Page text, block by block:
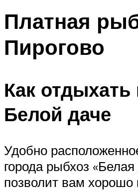
Платная
Пирогово
Как отдыхать
Белой даче
Удобно
города рыбхоз «Белая
позволит вам хорошо